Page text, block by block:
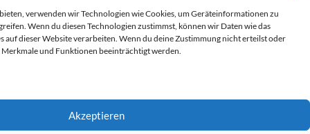
verwenden wir Technologien wie Cookies, um Geräteinformationen zu
Wenn du diesen Technologien zustimmst, können wir Daten wie das
auf dieser Website verarbeiten. Wenn du deine Zustimmung nicht erteilst oder
und Funktionen beeinträchtigt werden.
Akzeptieren
Die AfD mit mehr Demokratie wegregieren
14. MAI 2025